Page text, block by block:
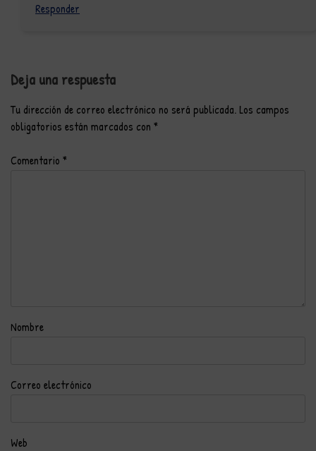
Responder
Deja una respuesta
Tu dirección de correo electrónico no será publicada. Los campos
obligatorios están marcados con *
Comentario *
Nombre
Correo electrónico
Web